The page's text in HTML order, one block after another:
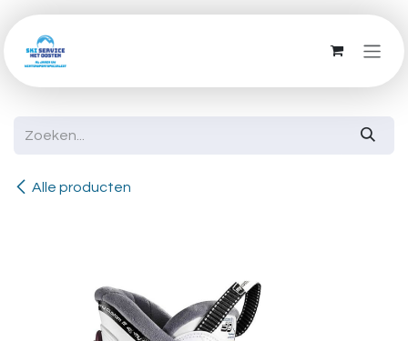
Overslaan naar inhoud
Alle producten